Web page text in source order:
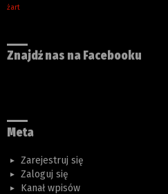
żart
Znajdź nas na Facebooku
Meta
Zarejestruj się
Zaloguj się
Kanał wpisów